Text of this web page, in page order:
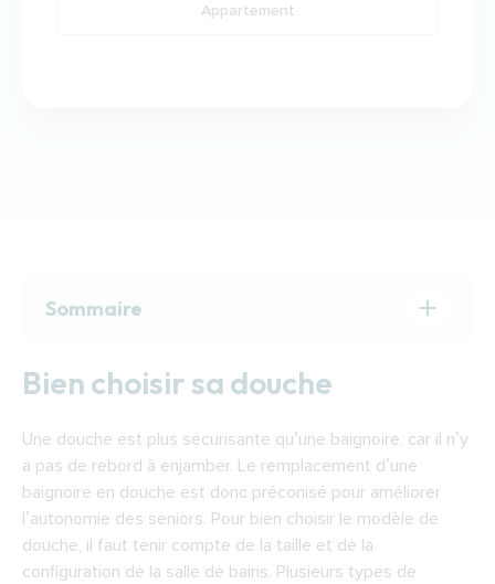
Appartement
Sommaire
Financer les travaux de remplacement d’une
Remplacer une baignoire par une douche :
trouver un installateur à Chaumont
Bien choisir sa douche
Une douche est plus sécurisante qu’une baignoire, car il n’y
a pas de rebord à enjamber. Le remplacement d’une
baignoire en douche est donc préconisé pour améliorer
l’autonomie des seniors. Pour bien choisir le modèle de
douche, il faut tenir compte de la taille et de la
configuration de la salle de bains. Plusieurs types de